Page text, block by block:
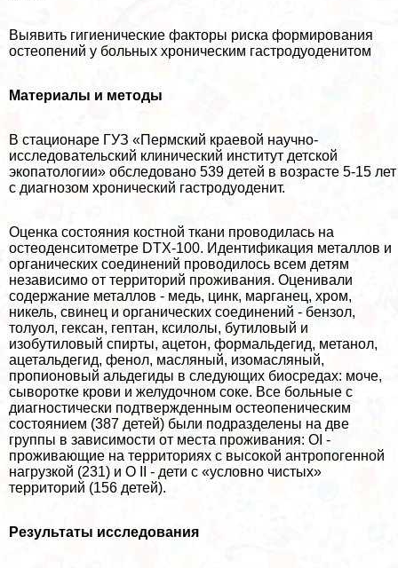
Выявить гигиенические факторы риска формирования
остеопений у больных хроническим гастродуоденитом
Материалы и методы
В стационаре ГУЗ «Пермский краевой научно-
исследовательский клинический институт детской
экопатологии» обследовано 539 детей в возрасте 5-15 лет
с диагнозом хронический гастродуоденит.
Оценка состояния костной ткани проводилась на
остеоденситометре DTX-100. Идентификация металлов и
органических соединений проводилось всем детям
независимо от территорий проживания. Оценивали
содержание металлов - медь, цинк, марганец, хром,
никель, свинец и органических соединений - бензол,
толуол, гексан, гептан, ксилолы, бутиловый и
изобутиловый спирты, ацетон, формальдегид, метанол,
ацетальдегид, фенол, масляный, изомасляный,
пропионовый альдегиды в следующих биосредах: моче,
сыворотке крови и желудочном соке. Все больные с
диагностически подтвержденным остеопеническим
состоянием (387 детей) были подразделены на две
группы в зависимости от места проживания: ОІ -
проживающие на территориях с высокой антропогенной
нагрузкой (231) и О ІІ - дети с «условно чистых»
территорий (156 детей).
Результаты исследования